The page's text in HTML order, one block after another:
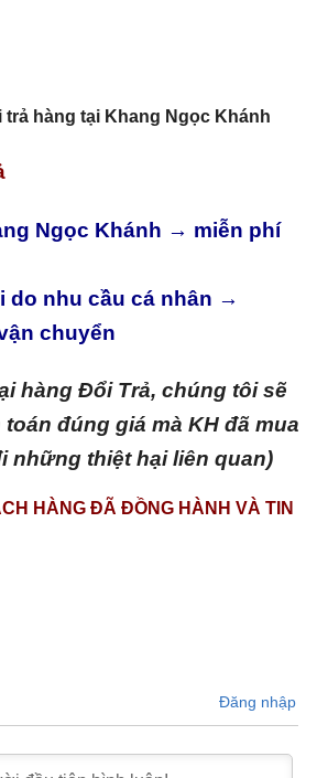
hàng tại Khang Ngọc Khánh
Ngọc Khánh → miễn phí
do nhu cầu cá nhân →
chuyển
hàng Đổi Trả, chúng tôi sẽ
đúng giá mà KH đã mua
những thiệt hại liên quan)
HÀNG ĐÃ ĐỒNG HÀNH VÀ TIN
Đăng nhập